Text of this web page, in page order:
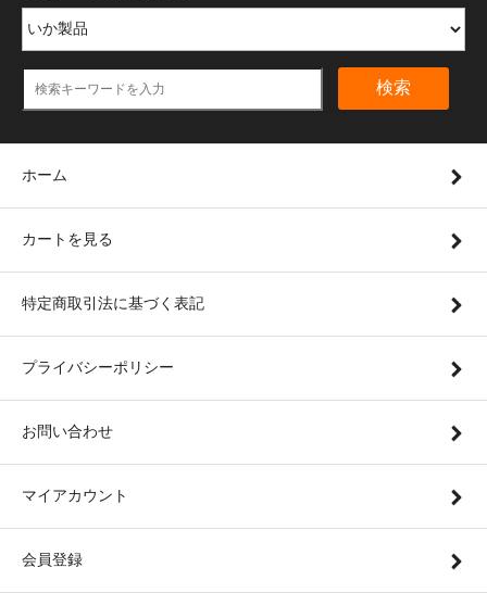
検索
ホーム
カートを見る
特定商取引法に基づく表記
プライバシーポリシー
お問い合わせ
マイアカウント
会員登録